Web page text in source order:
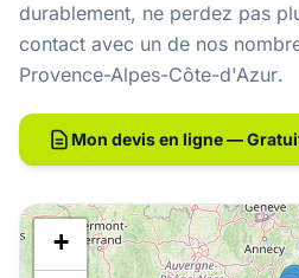
durablement, ne perdez pas
contact avec un de nos
Provence-Alpes-Côte-d'Azur.
Mon devis en ligne —
+